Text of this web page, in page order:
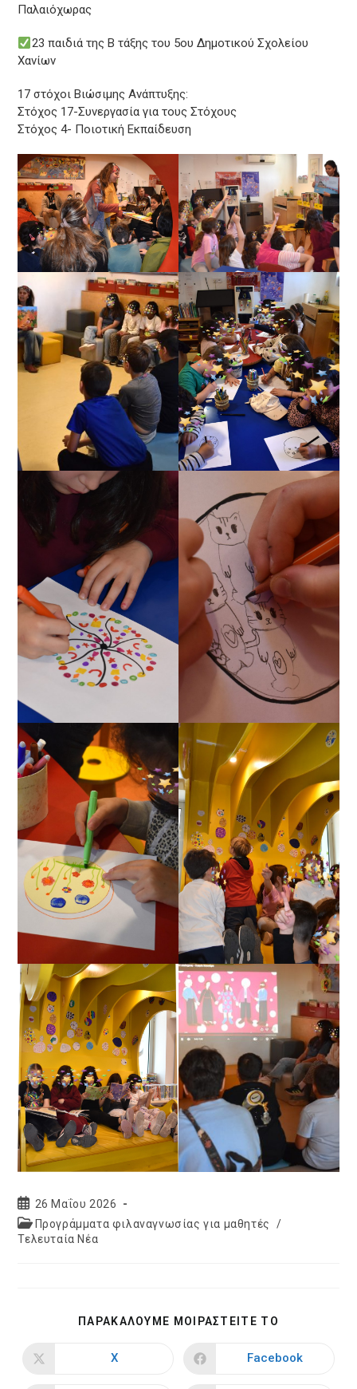
Παλαιόχωρας
23 παιδιά της Β τάξης του 5ου Δημοτικού Σχολείου
Χανίων
17 στόχοι Βιώσιμης Ανάπτυξης:
Στόχος 17-Συνεργασία για τους Στόχους
Στόχος 4- Ποιοτική Εκπαίδευση
Post
published:
26 Μαΐου 2026
Post
category:
Προγράμματα φιλαναγνωσίας για μαθητές
/
Τελευταία Νέα
ΠΑΡΑΚΑΛΟΥΜΕ ΜΟΙΡΑΣΤΕΙΤΕ ΤΟ
CONTENT
Opens
X
Opens
Facebook